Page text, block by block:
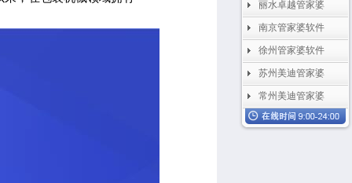
丽水卓越管家婆
南京管家婆软件
徐州管家婆软件
苏州美迪管家婆
常州美迪管家婆